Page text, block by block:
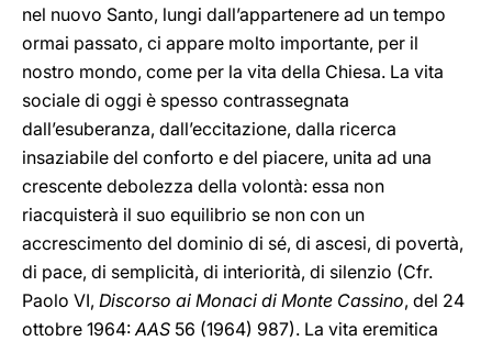
nel nuovo Santo, lungi dall’appartenere ad un tempo
ormai passato, ci appare molto importante, per il
nostro mondo, come per la vita della Chiesa. La vita
sociale di oggi è spesso contrassegnata
dall’esuberanza, dall’eccitazione, dalla ricerca
insaziabile del conforto e del piacere, unita ad una
crescente debolezza della volontà: essa non
riacquisterà il suo equilibrio se non con un
accrescimento del dominio di sé, di ascesi, di povertà,
di pace, di semplicità, di interiorità, di silenzio (Cfr.
Paolo VI, Discorso ai Monaci di Monte Cassino, del 24
ottobre 1964:AAS 56 (1964) 987). La vita eremitica